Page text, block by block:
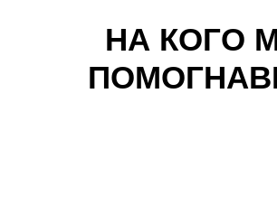
НА КОГО